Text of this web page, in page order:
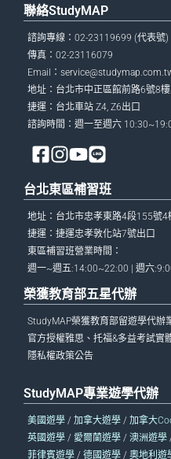
聯絡StudyMAP
諮詢專線：02-23119699 (代表號)
傳真：02-23116079
Email：
地址：台北市中正區館前路6號8
捷運：台北車站 Z4, Z6出口
諮詢時間：週一至週六
台北東區補習班
地址：台北市忠孝東路4段155號4
捷運：捷運忠孝敦化站7號出口
東區補習班營業時間：
週一~週五:14:00~22:00 | 週六
榮獲教育部五星代辦
StudyMAP榮獲教育部留遊學代辦
官方授權雅思、托福&多益考試實
隱私權政策公告
StudyMAP專業遊學代辦
美國遊學 / 加拿大遊學 / 加拿大
英國遊學 / 愛爾蘭遊學 / 澳洲遊學
菲律賓遊學 / 德國遊學 / 奧地利遊